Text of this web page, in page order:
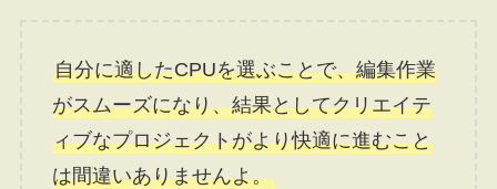
自分に適したCPUを選ぶことで、編集作業
がスムーズになり、結果としてクリエイテ
ィブなプロジェクトがより快適に進むこと
は間違いありませんよ。